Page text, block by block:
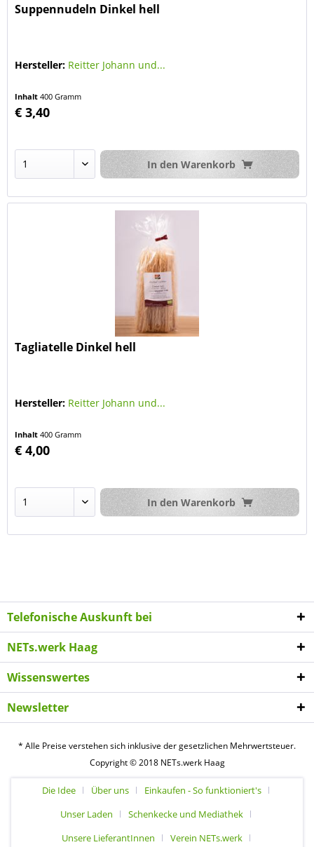
Suppennudeln Dinkel hell
Hersteller: Reitter Johann und...
Inhalt400 Gramm
€ 3,40
In den Warenkorb
Tagliatelle Dinkel hell
Hersteller: Reitter Johann und...
Inhalt400 Gramm
€ 4,00
In den Warenkorb
Telefonische Auskunft bei
NETs.werk Haag
Wissenswertes
Newsletter
* Alle Preise verstehen sich inklusive der gesetzlichen Mehrwertsteuer.
Copyright © 2018 NETs.werk Haag
Die Idee Über uns
Einkaufen - So funktioniert's
Unser Laden
Schenkecke und Mediathek
Unsere LieferantInnen
Verein NETs.werk